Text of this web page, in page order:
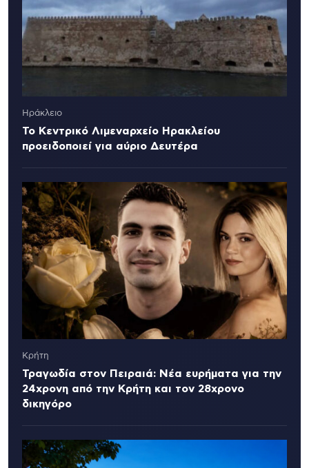
Ηράκλειο
Το Κεντρικό Λιμεναρχείο Ηρακλείου
προειδοποιεί για αύριο Δευτέρα
Κρήτη
Τραγωδία στον Πειραιά: Νέα ευρήματα για την
24χρονη από την Κρήτη και τον 28χρονο
δικηγόρο